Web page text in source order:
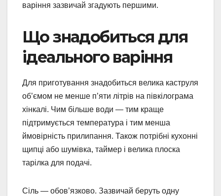
варіння зазвичай згадують першими.
Що знадобиться для
ідеального варіння
Для приготування знадобиться велика каструля
об’ємом не менше п’яти літрів на півкілограма
хінкалі. Чим більше води — тим краще
підтримується температура і тим менша
ймовірність прилипання. Також потрібні кухонні
щипці або шумівка, таймер і велика плоска
тарілка для подачі.
Сіль — обов’язково. Зазвичай беруть одну